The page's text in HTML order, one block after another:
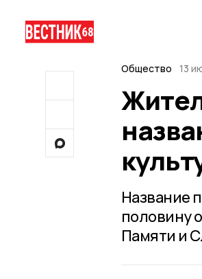
Общество 13
Название
половину
Памяти и